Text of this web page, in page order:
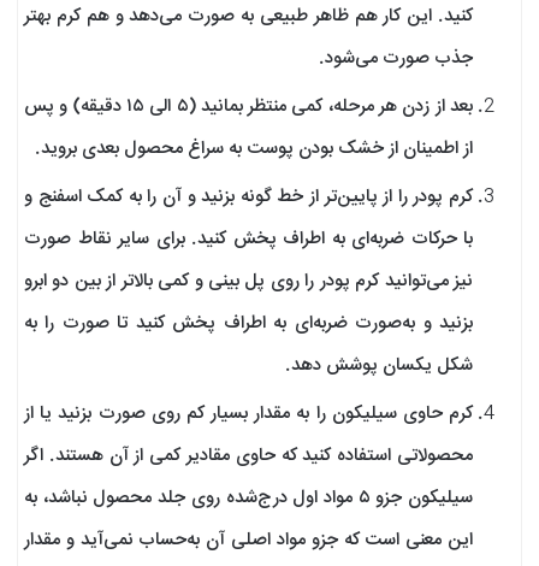
کنید. این کار هم ظاهر طبیعی به صورت می‌دهد و هم کرم بهتر
جذب صورت می‌شود.
بعد از زدن هر مرحله، کمی منتظر بمانید (۵ الی ۱۵ دقیقه) و پس
از اطمینان از خشک بودن پوست به سراغ محصول بعدی بروید.
کرم پودر را از پایین‌تر از خط گونه بزنید و آن را به کمک اسفنج و
با حرکات ضربه‌ای به اطراف پخش کنید. برای سایر نقاط صورت
نیز می‌توانید کرم پودر را روی پل بینی و کمی بالاتر از بین دو ابرو
بزنید و به‌صورت ضربه‌ای به اطراف پخش کنید تا صورت را به
شکل یکسان پوشش دهد.
کرم حاوی سیلیکون را به مقدار بسیار کم روی صورت بزنید یا از
محصولاتی استفاده کنید که حاوی مقادیر کمی از آن هستند. اگر
سیلیکون جزو ۵ مواد اول درج‌شده روی جلد محصول نباشد، به
این معنی است که جزو مواد اصلی آن به‌حساب نمی‌آید و مقدار